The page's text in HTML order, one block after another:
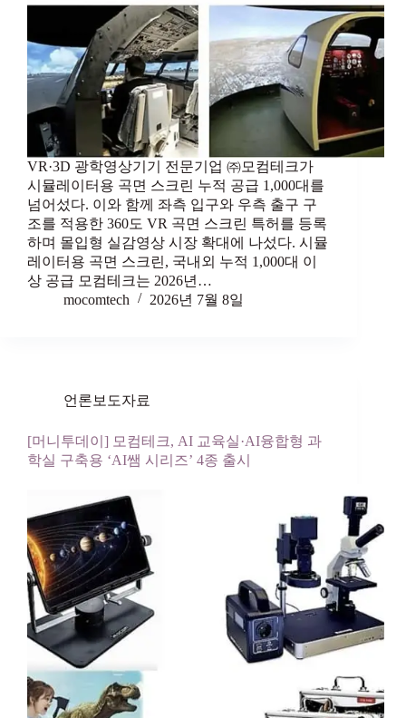
VR·3D 광학영상기기 전문기업 ㈜모컴테크가
시뮬레이터용 곡면 스크린 누적 공급 1,000대를
넘어섰다. 이와 함께 좌측 입구와 우측 출구 구
조를 적용한 360도 VR 곡면 스크린 특허를 등록
하며 몰입형 실감영상 시장 확대에 나섰다. 시뮬
레이터용 곡면 스크린, 국내외 누적 1,000대 이
상 공급 모컴테크는 2026년…
mocomtech
2026년 7월 8일
언론보도자료
[머니투데이] 모컴테크, AI 교육실·AI융합형 과
학실 구축용 ‘AI쌤 시리즈’ 4종 출시